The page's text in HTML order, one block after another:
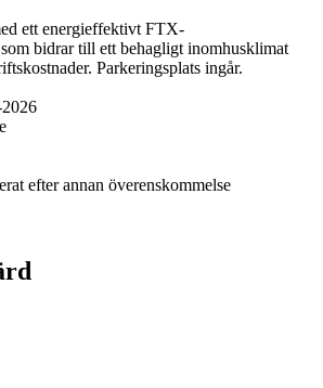
ett energieffektivt FTX-
bidrar till ett behagligt inomhusklimat
Parkeringsplats ingår.
efter annan överenskommelse